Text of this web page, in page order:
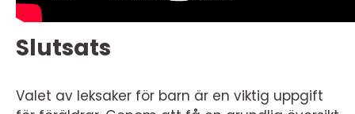
Slutsats
Valet av leksaker för barn är en viktig uppgift